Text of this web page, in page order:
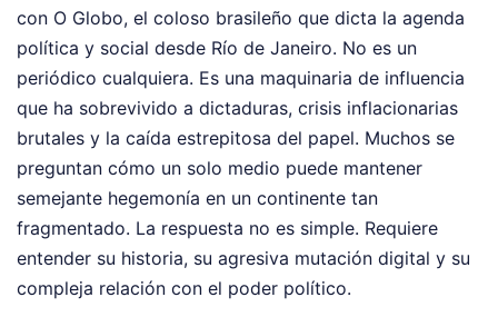
con O Globo, el coloso brasileño que dicta la agenda
política y social desde Río de Janeiro. No es un
periódico cualquiera. Es una maquinaria de influencia
que ha sobrevivido a dictaduras, crisis inflacionarias
brutales y la caída estrepitosa del papel. Muchos se
preguntan cómo un solo medio puede mantener
semejante hegemonía en un continente tan
fragmentado. La respuesta no es simple. Requiere
entender su historia, su agresiva mutación digital y su
compleja relación con el poder político.